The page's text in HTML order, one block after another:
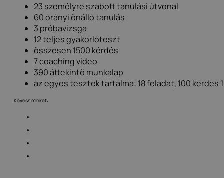
23 személyre szabott tanulási útvonal
60 órányi önálló tanulás
3 próbavizsga
12 teljes gyakorlóteszt
összesen 1500 kérdés
7 coaching video
390 áttekintő munkalap
az egyes tesztek tartalma: 18 feladat, 100 kérdés
Kövess minket: